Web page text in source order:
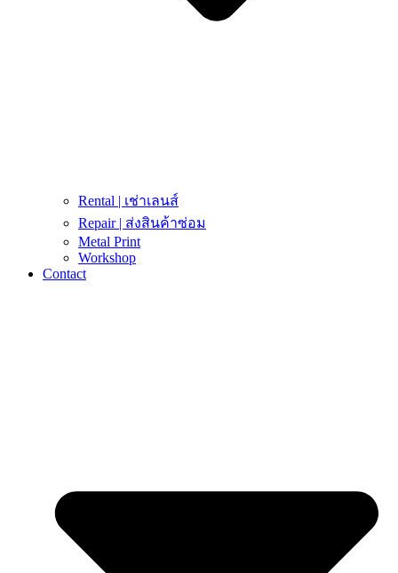
Rental | เช่าเลนส์
Repair | ส่งสินค้าซ่อม
Metal Print
Workshop
Contact